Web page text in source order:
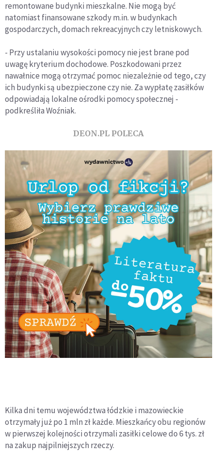
remontowane budynki mieszkalne. Nie mogą być
natomiast finansowane szkody m.in. w budynkach
gospodarczych, domach rekreacyjnych czy letniskowych.
- Przy ustalaniu wysokości pomocy nie jest brane pod
uwagę kryterium dochodowe. Poszkodowani przez
nawałnice mogą otrzymać pomoc niezależnie od tego, czy
ich budynki są ubezpieczone czy nie. Za wypłatę zasiłków
odpowiadają lokalne ośrodki pomocy społecznej -
podkreśliła Woźniak.
DEON.PL POLECA
Kilka dni temu województwa łódzkie i mazowieckie
otrzymały już po 1 mln zł każde. Mieszkańcy obu regionów
w pierwszej kolejności otrzymali zasiłki celowe do 6 tys. zł
na zakup najpilniejszych rzeczy.